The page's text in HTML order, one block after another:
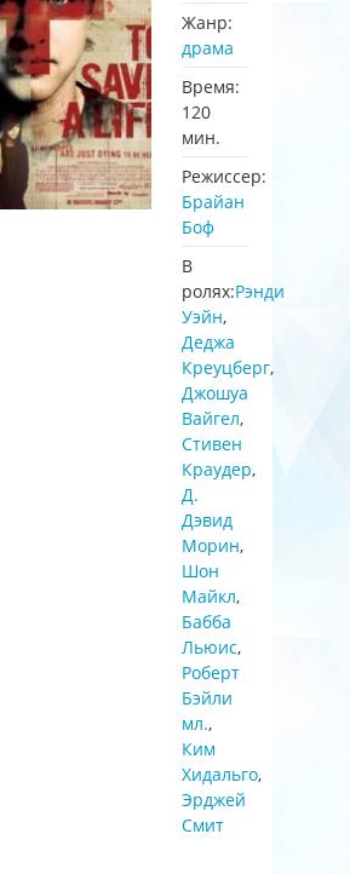
Жанр:
драма
Время:
120
мин.
Режиссер:
Брайан
Боф
В
ролях:Рэнди
Уэйн,
Деджа
Креуцберг,
Джошуа
Вайгел,
Стивен
Краудер,
Д.
Дэвид
Морин,
Шон
Майкл,
Бабба
Льюис,
Роберт
Бэйли
мл.,
Ким
Хидальго,
Эрджей
Смит